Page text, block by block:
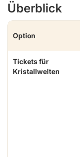
Überblick
Option
Tickets für
Kristallwelten